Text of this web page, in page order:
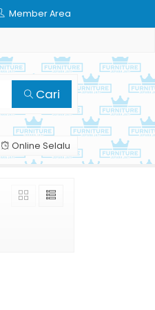
Member Area
Cari
Online Selalu